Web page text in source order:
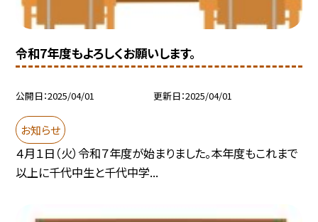
令和7年度もよろしくお願いします。
公開日 2025/04/01 更新日 2025/04/01
お知らせ
４月１日（火）令和７年度が始まりました。本年度もこれまで
以上に千代中生と千代中学...